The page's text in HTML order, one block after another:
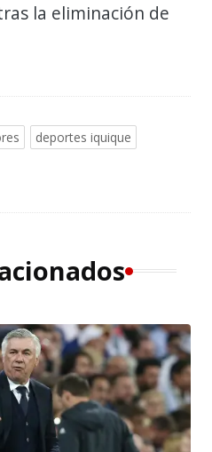
la eliminación de
deportes iquique